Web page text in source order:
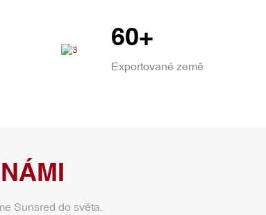
60+
Exportované země
Sunsred do světa.